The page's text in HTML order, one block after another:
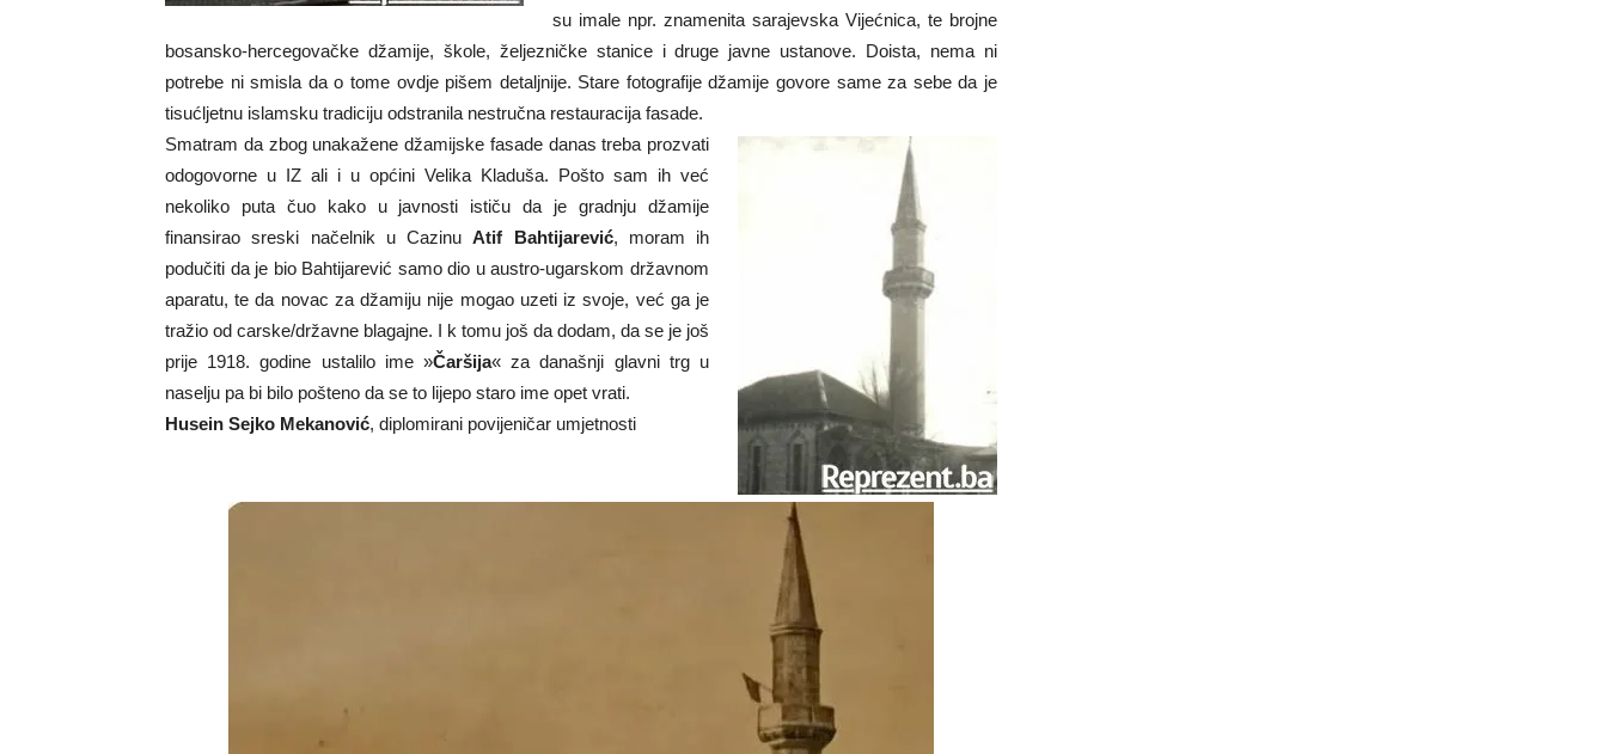
su imale npr. znamenita sarajevska Vijećnica, te brojne
bosansko-hercegovačke džamije, škole, željezničke stanice i druge javne ustanove. Doista, nema ni
potrebe ni smisla da o tome ovdje pišem detaljnije. Stare fotografije džamije govore same za sebe da je
tisućljetnu islamsku tradiciju odstranila nestručna restauracija fasade.
Smatram da zbog unakažene džamijske fasade danas treba prozvati
odogovorne u IZ ali i u općini Velika Kladuša. Pošto sam ih već
nekoliko puta čuo kako u javnosti ističu da je gradnju džamije
finansirao sreski načelnik u CazinuAtif Bahtijarević, moram ih
podučiti da je bio Bahtijarević samo dio u austro-ugarskom državnom
aparatu, te da novac za džamiju nije mogao uzeti iz svoje, već ga je
tražio od carske/državne blagajne. I k tomu još da dodam, da se je još
prije 1918. godine ustalilo ime »Čaršija« za današnji glavni trg u
naselju pa bi bilo pošteno da se to lijepo staro ime opet vrati.
Husein Sejko Mekanović, diplomirani povijeničar umjetnosti